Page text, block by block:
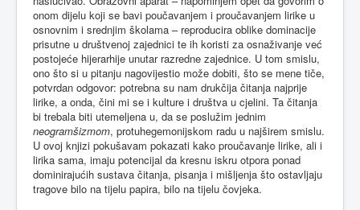
onom dijelu koji se bavi poučavanjem i proučavanjem lirike u
osnovnim i srednjim školama – reproducira oblike dominacije
prisutne u društvenoj zajednici te ih koristi za osnaživanje već
postojeće hijerarhije unutar razredne zajednice. U tom smislu,
ono što si u pitanju nagovijestio može dobiti, što se mene tiče,
potvrdan odgovor: potrebna su nam drukčija čitanja najprije
lirike, a onda, čini mi se i kulture i društva u cjelini. Ta čitanja
bi trebala biti utemeljena u, da se poslužim jednim
neogramšizmom, protuhegemonijskom radu u najširem smislu.
U ovoj knjizi pokušavam pokazati kako proučavanje lirike, ali i
lirika sama, imaju potencijal da kresnu iskru otpora ponad
dominirajućih sustava čitanja, pisanja i mišljenja što ostavljaju
tragove bilo na tijelu papira, bilo na tijelu čovjeka.